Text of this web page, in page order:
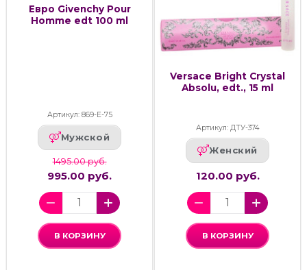
Евро Givenchy Pour
Homme edt 100 ml
Артикул: 869-Е-75
Мужской
1495.00 руб.
995.00 руб.
В КОРЗИНУ
Versace Bright Crystal
Absolu, edt., 15 ml
Артикул: ДТУ-374
Женский
120.00 руб.
В КОРЗИНУ